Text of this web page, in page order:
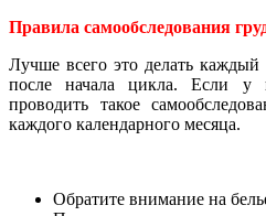
Правила самообследования
Лучше всего это делать
после начала цикла. Если у
проводить такое
каждого календарного месяца.
Обратите внимание на